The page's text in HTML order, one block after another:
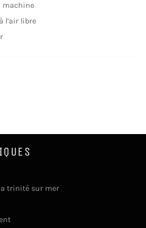
machine
l’air libre
trinité sur mer